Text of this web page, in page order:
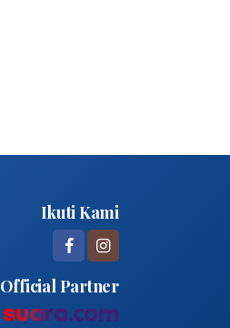
Ikuti Kami
Official Partner